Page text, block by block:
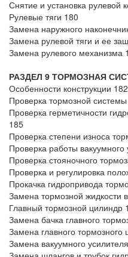
Снятие и установка рулевой
Рулевые тяги 180
Замена наружного
Замена рулевой тяги и ее
Замена рулевого механизма
РАЗДЕЛ 9 ТОРМОЗНАЯ
Особенности конструкции 182
Проверка тормозной
Проверка герметичности
185
Проверка степени износа
Проверка работы
Проверка стояночного
Проверка и регулировка
Прокачка гидропривода
Замена тормозной жидкости
Главный тормозной цилиндр
Замена бачка главного
Замена главного тормозного
Замена вакуумного